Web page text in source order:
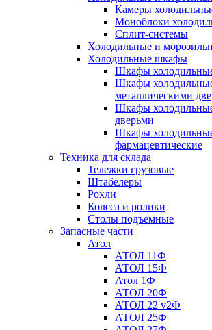
Камеры
Моноблоки
Сплит-системы
Холодильные и
Холодильные шкафы
Шкафы
Шкафы
металлическими
Шкафы
дверьми
Шкафы
фармацевтические
Техника для склада
Тележки грузовые
Штабелеры
Рохли
Колеса и ролики
Столы подъемные
Запасные части
Атол
АТОЛ 11Ф
АТОЛ 15Ф
Атол 1Ф
АТОЛ 20Ф
АТОЛ 22 v2Ф
АТОЛ 25Ф